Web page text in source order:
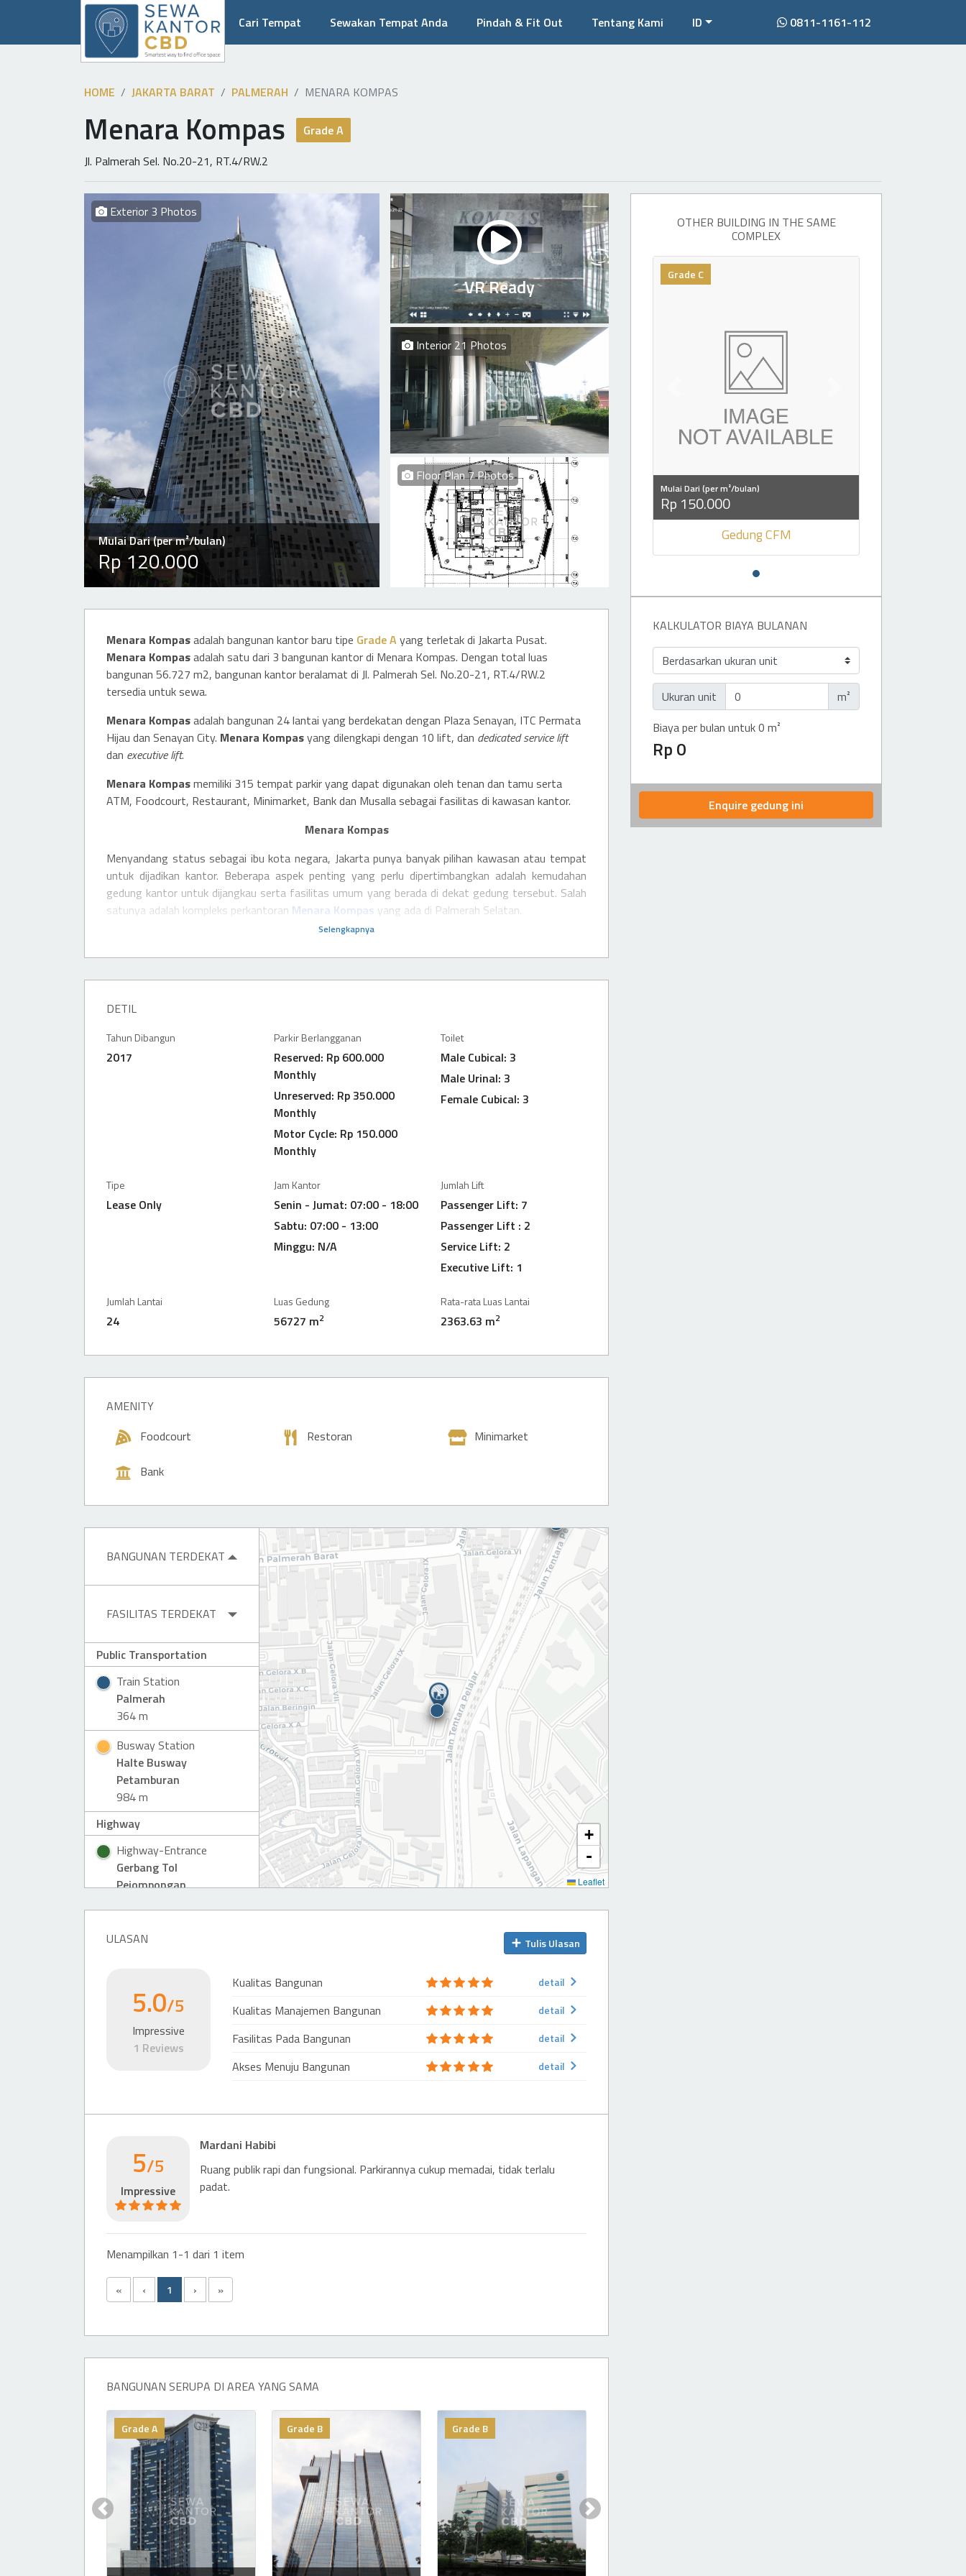
Cari Tempat Sewakan Tempat Anda Pindah & Fit Out Tentang Kami ID 0811-1161-112
HOME JAKARTA BARAT PALMERAH MENARA KOMPAS
Menara Kompas
Grade A
Jl. Palmerah Sel. No.20-21, RT.4/RW.2
Exterior 3 Photos
Mulai Dari (per m²/bulan)
Rp 120.000
VR Ready
Interior 21 Photos
Floor Plan 7 Photos
Menara Kompasadalah bangunan kantor baru tipe Grade Ayang terletak di Jakarta Pusat.
Menara Kompasadalah satu dari 3 bangunan kantor di Menara Kompas. Dengan total luas
bangunan 56.727 m2, bangunan kantor beralamat di Jl. Palmerah Sel. No.20-21, RT.4/RW.2
tersedia untuk sewa.
Menara Kompasadalah bangunan 24 lantai yang berdekatan dengan Plaza Senayan, ITC Permata
Hijau dan Senayan City. Menara Kompasyang dilengkapi dengan 10 lift, dan dedicated service lift
dan executive lift.
Menara Kompasmemiliki 315 tempat parkir yang dapat digunakan oleh tenan dan tamu serta
ATM, Foodcourt, Restaurant, Minimarket, Bank dan Musalla sebagai fasilitas di kawasan kantor.
Menara Kompas
Menyandang status sebagai ibu kota negara, Jakarta punya banyak pilihan kawasan atau tempat
untuk dijadikan kantor. Beberapa aspek penting yang perlu dipertimbangkan adalah kemudahan
gedung kantor untuk dijangkau serta fasilitas umum yang berada di dekat gedung tersebut. Salah
satunya adalah kompleks perkantoran Menara Kompas yang ada di Palmerah Selatan.
Selengkapnya
DETIL
Tahun Dibangun
2017
Parkir Berlangganan
Reserved: Rp 600.000
Monthly
Unreserved: Rp 350.000
Monthly
Motor Cycle: Rp 150.000
Monthly
Toilet
Male Cubical: 3
Male Urinal: 3
Female Cubical: 3
Tipe
Lease Only
Jam Kantor
Senin - Jumat: 07:00 - 18:00
Sabtu: 07:00 - 13:00
Minggu: N/A
Jumlah Lift
Passenger Lift: 7
Passenger Lift : 2
Service Lift: 2
Executive Lift: 1
Jumlah Lantai
24
Luas Gedung
56727 m2
Rata-rata Luas Lantai
2363.63 m2
AMENITY
Foodcourt
Restoran Minimarket
Bank
BANGUNAN TERDEKAT
FASILITAS TERDEKAT
Public Transportation
Train Station
Palmerah
364 m
Busway Station
Halte Busway
Petamburan
984 m
Highway
Highway-Entrance
Gerbang Tol
Pejompongan
Mall
+
-
Leaflet
ULASAN Tulis Ulasan
5.0/5
Impressive
1 Reviews
Kualitas Bangunan detail
Kualitas Manajemen Bangunan detail
Fasilitas Pada Bangunan detail
Akses Menuju Bangunan detail
5/5
Impressive
Mardani Habibi
Ruang publik rapi dan fungsional. Parkirannya cukup memadai, tidak terlalu
padat.
Menampilkan 1-1 dari 1 item
« ‹ 1 › »
BANGUNAN SERUPA DI AREA YANG SAMA
Grade A Grade B Grade B
Previous slide Next slide
OTHER BUILDING IN THE SAME
COMPLEX
Grade C
Mulai Dari (per m²/bulan)
Rp 150.000
Gedung CFM
Previous slide
KALKULATOR BIAYA BULANAN
Ukuran unit
m²
Biaya per bulan untuk 0 m²
Rp 0
Enquire gedung ini